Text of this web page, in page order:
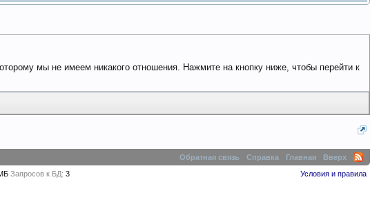
мы не имеем никакого отношения. Нажмите на кнопку ниже, чтобы перейти к
Обратная связь Справка Главная
Вверх
Условия и правила
Запросов к БД: 3